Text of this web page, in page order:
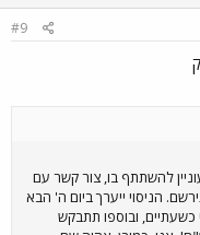
#9
להשתתף בו, צור קשר עם
בטלפון 054-2145612 ותירשם. הניסוי ייערך ביום ה' הבא
כשעתיים, ובוספו תתבקש